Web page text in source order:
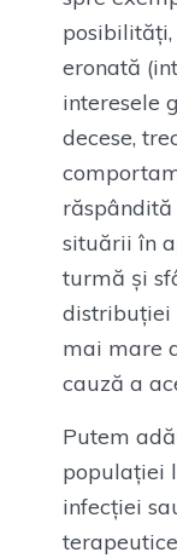
eronată
interesele
decese,
situării în
turmă și
distribuției
mai mare
cauză a
Putem
populației
infecției